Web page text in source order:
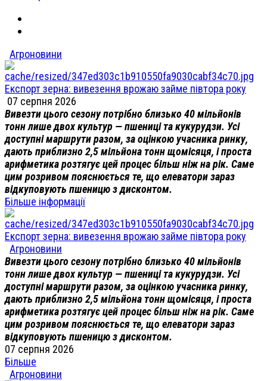
Агроновини
Експорт зерна: вивезення врожаю займе півтора року
07 серпня 2026
Вивезти цього сезону потрібно близько 40 мільйонів
тонн лише двох культур — пшениці та кукурудзи. Усі
доступні маршрути разом, за оцінкою учасника ринку,
дають приблизно 2,5 мільйона тонн щомісяця, і проста
арифметика розтягує цей процес більш ніж на рік. Саме
цим розривом пояснюється те, що елеватори зараз
відкуповують пшеницю з дисконтом.
Більше інформації
Експорт зерна: вивезення врожаю займе півтора року
Агроновини
Вивезти цього сезону потрібно близько 40 мільйонів
тонн лише двох культур — пшениці та кукурудзи. Усі
доступні маршрути разом, за оцінкою учасника ринку,
дають приблизно 2,5 мільйона тонн щомісяця, і проста
арифметика розтягує цей процес більш ніж на рік. Саме
цим розривом пояснюється те, що елеватори зараз
відкуповують пшеницю з дисконтом.
07 серпня 2026
Більше
Агроновини